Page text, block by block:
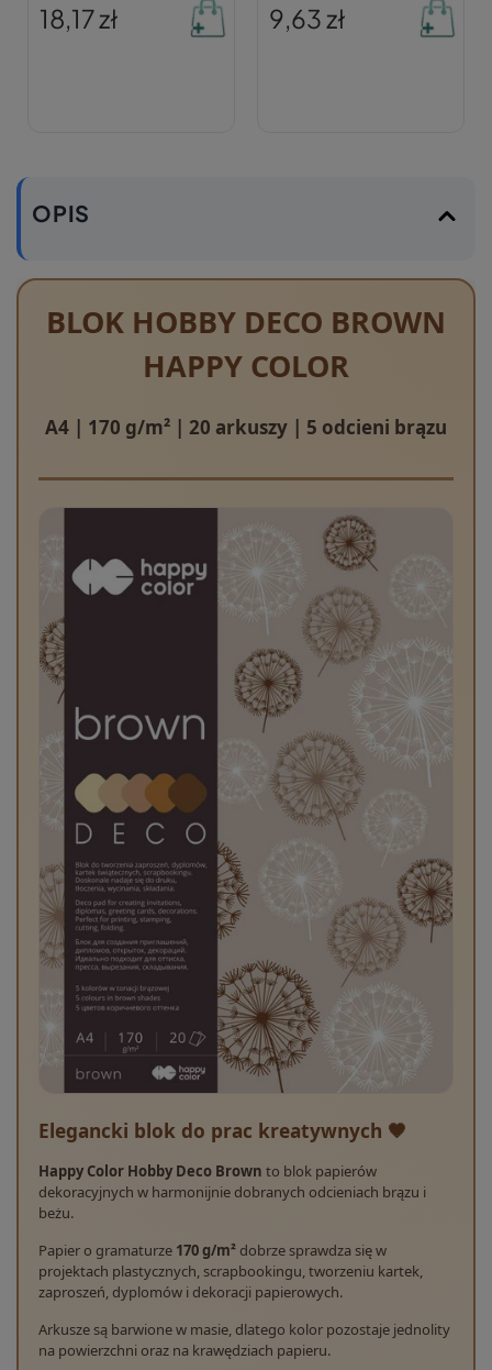
18,17 zł 9,63 zł
OPIS
BLOK HOBBY DECO BROWN
HAPPY COLOR
A4 | 170 g/m² | 20 arkuszy | 5 odcieni brązu
Elegancki blok do prac kreatywnych 🤎
Happy Color Hobby Deco Brown to blok papierów
dekoracyjnych w harmonijnie dobranych odcieniach brązu i
beżu.
Papier o gramaturze 170 g/m² dobrze sprawdza się w
projektach plastycznych, scrapbookingu, tworzeniu kartek,
zaproszeń, dyplomów i dekoracji papierowych.
Arkusze są barwione w masie, dlatego kolor pozostaje jednolity
na powierzchni oraz na krawędziach papieru.